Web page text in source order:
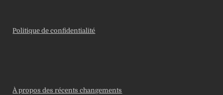
Politique de confidentialité
À propos des récents changements